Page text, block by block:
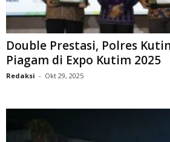
Double Prestasi, Polres
Piagam di Expo Kutim 2025
Redaksi - Okt 29, 2025